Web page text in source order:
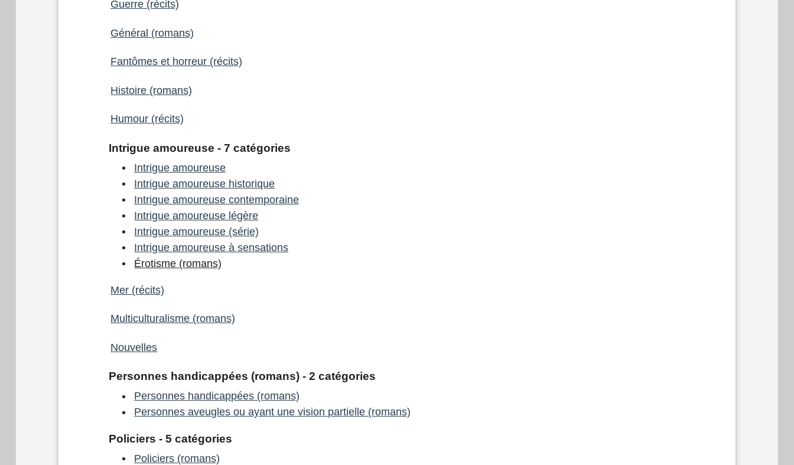
Guerre (récits)
Général (romans)
Fantômes et horreur (récits)
Histoire (romans)
Humour (récits)
Intrigue amoureuse - 7 catégories
Intrigue amoureuse
Intrigue amoureuse historique
Intrigue amoureuse contemporaine
Intrigue amoureuse légère
Intrigue amoureuse (série)
Intrigue amoureuse à sensations
Érotisme (romans)
Mer (récits)
Multiculturalisme (romans)
Nouvelles
Personnes handicappées (romans) - 2 catégories
Personnes handicappées (romans)
Personnes aveugles ou ayant une vision partielle (romans)
Policiers - 5 catégories
Policiers (romans)